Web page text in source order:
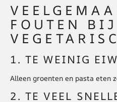
FOUTEN BIJ
1. TE WEINIG
Alleen groenten en pasta eten
2. TE VEEL